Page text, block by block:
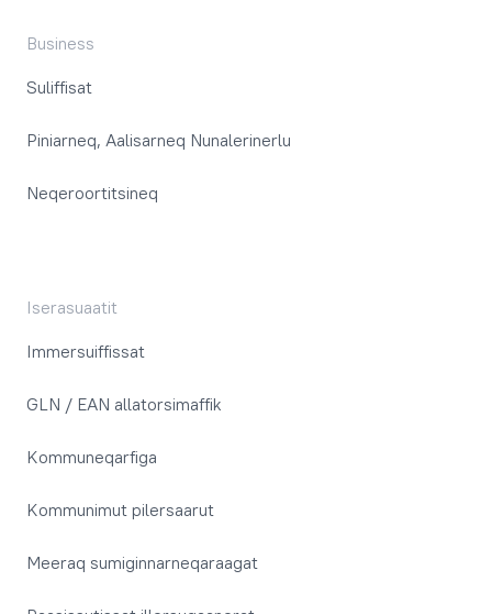
Business
Suliffisat
Piniarneq, Aalisarneq Nunalerinerlu
Neqeroortitsineq
Iserasuaatit
Immersuiffissat
GLN / EAN allatorsimaffik
Kommuneqarfiga
Kommunimut pilersaarut
Meeraq sumiginnarneqaraagat